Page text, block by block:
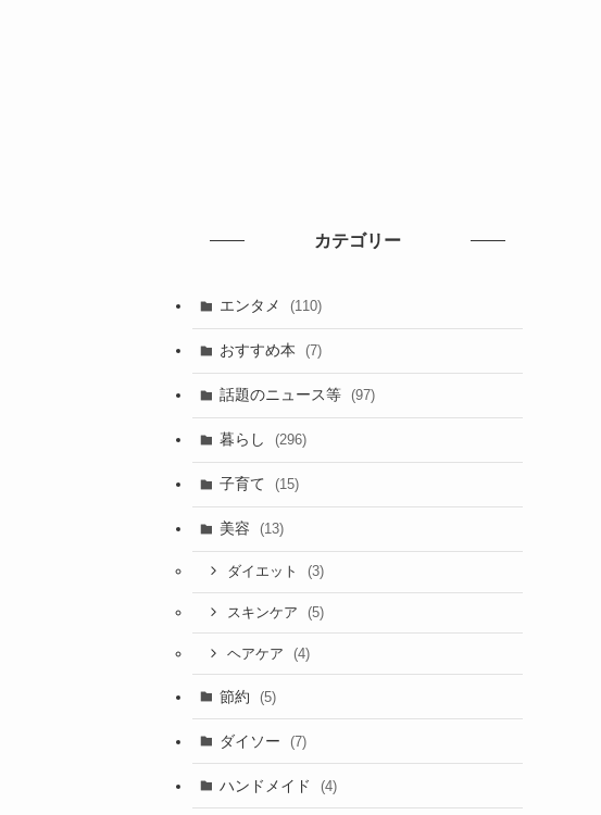
カテゴリー
エンタメ (110)
おすすめ本 (7)
話題のニュース等 (97)
暮らし (296)
子育て (15)
美容 (13)
ダイエット (3)
スキンケア (5)
ヘアケア (4)
節約 (5)
ダイソー (7)
ハンドメイド (4)